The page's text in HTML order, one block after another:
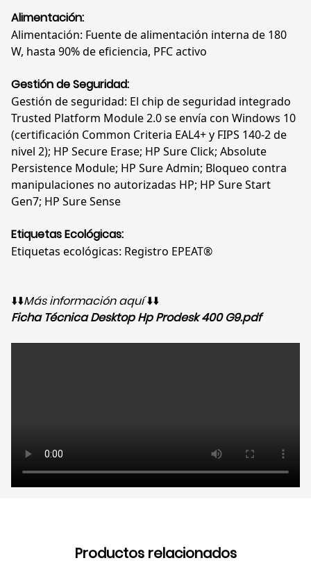
Alimentación:
Alimentación: Fuente de alimentación interna de 180
W, hasta 90% de eficiencia, PFC activo
Gestión de Seguridad:
Gestión de seguridad: El chip de seguridad integrado
Trusted Platform Module 2.0 se envía con Windows 10
(certificación Common Criteria EAL4+ y FIPS 140-2 de
nivel 2); HP Secure Erase; HP Sure Click; Absolute
Persistence Module; HP Sure Admin; Bloqueo contra
manipulaciones no autorizadas HP; HP Sure Start
Gen7; HP Sure Sense
Etiquetas Ecológicas:
Etiquetas ecológicas: Registro EPEAT®
⬇️⬇️Más información aquí⬇️⬇️
Ficha Técnica Desktop Hp Prodesk 400 G9.pdf
Productos relacionados